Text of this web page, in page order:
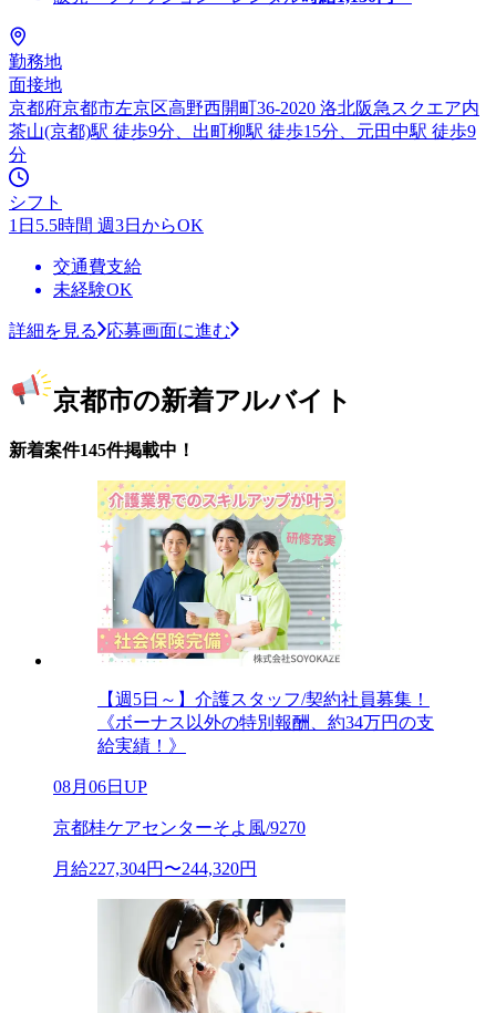
勤務地
面接地
京都府京都市左京区高野西開町36-2020 洛北阪急スクエア内
茶山(京都)駅 徒歩9分、出町柳駅 徒歩15分、元田中駅 徒歩9
分
シフト
1日5.5時間 週3日からOK
交通費支給
未経験OK
詳細を見る 応募画面に進む
京都市の新着アルバイト
新着案件145件掲載中！
【週5日～】介護スタッフ/契約社員募集！
《ボーナス以外の特別報酬、約34万円の支
給実績！》
08月06日UP
京都桂ケアセンターそよ風/9270
月給227,304円〜244,320円